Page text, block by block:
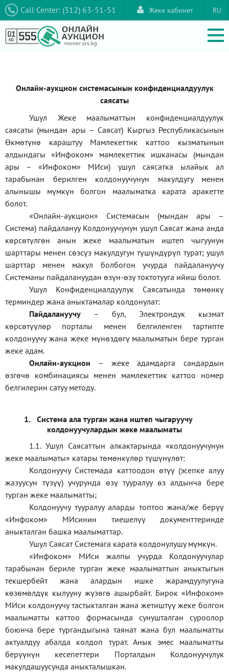
Call Center: (312) 63-51-51 RU
Жеке кабинет
Онлайн-аукцион системасынын конфиденциалдуулук
саясаты
Ушул Жеке маалыматтын конфиденциалдуулук
саясаты (мындан ары – Саясат) Кыргыз Республикасынын
Өкмөтүнө караштуу Мамлекеттик каттоо кызматынын
алдындагы «Инфоком» мамлекеттик ишканасы (мындан
ары –«Инфоком» МИси) ушул саясатка ылайык ал
тарабынан берилген колдонуучунун макулдугу менен
алынышы мүмкүн болгон маалыматка карата аракетте
болот.
«Онлайн-аукцион» Системасын (мындан ары –
Система) пайдалануу Колдонуучунун ушул Саясат жана анда
көрсөтүлгөн анын жеке маалыматын иштеп чыгуунун
шарттары менен сөзсүз макулдугун түшүндүрүп турат; ушул
шарттар менен макул болбогон учурда пайдалануучу
Системаны пайдалануудан өзүн-өзү токтотууга ийиш болот.
Ушул Конфиденциалдуулук Саясатында төмөнкү
терминдер жана аныктамалар колдонулат:
Пайдалануучу – бул, Электрондук кызмат
көрсөтүүлөр порталы менен белгиленген тартипте
колдонуучу жана жеке мүнөздөгү маалыматын бере турган
жеке адам.
Онлайн-аукцион – жеке адамдарга сандардын
өзгөчө комбинациясы менен мамлекеттик каттоо номер
белгилерин сатуу методу.
1. Система ала турган жана иштеп чыгаруучу
колдонуучулардын жеке маалыматы
1.1. Ушул Саясаттын алкактарында«колдонуучунун
жеке маалыматы» катары төмөнкүлөр түшүнүлөт:
Колдонуучу Системада каттоодон өтүү (эсепке алуу
жазуусун түзүү) учурунда өзү тууралуу өз алдынча бере
турган жеке маалыматты;
Колдонуучу тууралуу аларды топтоо жана/же берүү
«Инфоком» МИсинин тиешелүү документтеринде
аныкталган башка маалыматтар.
Ушул Саясат Системага карата колдонулушу мүмкүн.
«Инфоком» МИси жалпы учурда Колдонуучулар
тарабынан бериле турган жеке маалыматтын аныктыгын
текшербейт жана алардын ишке жарамдуулугуна
көзөмөлдүк кылууну жүзөгө ашырбайт. Бирок «Инфоком»
МИси колдонуучу тастыкталган жана жетиштүү жеке болгон
маалыматты каттоо формасында сунушталган суроолор
боюнча бере тургандыгына таянат жана бул маалыматты
актуалдуу абалда колдоп турат. Анык эмес маалыматты
берүүнүн кесепеттери Порталдын Колдонуучулук
макулдашуусунда аныкталышкан.